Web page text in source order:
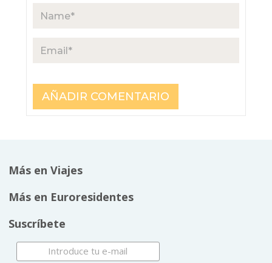
Más en Viajes
Más en Euroresidentes
Suscríbete